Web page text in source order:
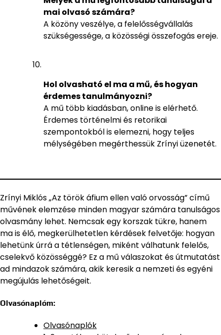
mai olvasó számára?
A közöny veszélye, a felelősségvállalás
szükségessége, a közösségi összefogás ereje.
Hol olvasható el ma a mű, és hogyan
érdemes tanulmányozni?
A mű több kiadásban, online is elérhető.
Érdemes történelmi és retorikai
szempontokból is elemezni, hogy teljes
mélységében megérthessük Zrínyi üzenetét.
Zrínyi Miklós „Az török áfium ellen való orvosság” című
művének elemzése minden magyar számára tanulságos
olvasmány lehet. Nemcsak egy korszak tükre, hanem
ma is élő, megkerülhetetlen kérdések felvetője: hogyan
lehetünk úrrá a tétlenségen, miként válhatunk felelős,
cselekvő közösséggé? Ez a mű válaszokat és útmutatást
ad mindazok számára, akik keresik a nemzeti és egyéni
megújulás lehetőségeit.
Olvasónaplóm:
Olvasónaplók